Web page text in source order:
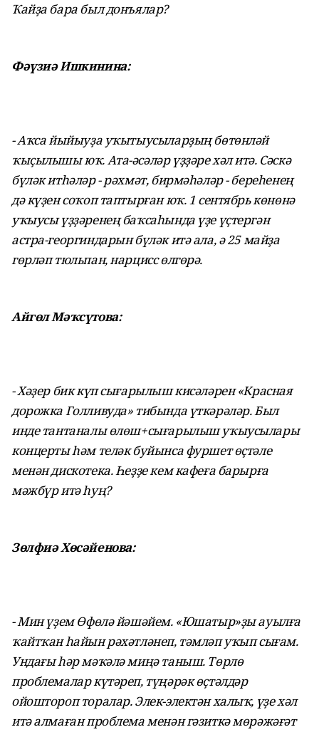
Ҡайҙа бара был донъялар?
Фәүзиә Ишкинина:
- Аҡса йыйыуҙа уҡытыусыларҙың бөтөнләй
ҡыҫылышы юҡ. Ата-әсәләр үҙҙәре хәл итә. Сәскә
бүләк итһәләр - рәхмәт, бирмәһәләр - береһенең
дә күҙен соҡоп таптырған юҡ. 1 сентябрь көнөнә
уҡыусы үҙҙәренең баҡсаһында үҙе үҫтергән
астра-георгиндарын бүләк итә ала, ә 25 майҙа
гөрләп тюльпан, нарцисс өлгөрә.
Айгөл Мәҡсүтова:
- Хәҙер бик күп сығарылыш кисәләрен «Красная
дорожка Голливуда» тибында үткәрәләр. Был
инде тантаналы өлөш+сығарылыш уҡыусылары
концерты һәм теләк буйынса фуршет өҫтәле
менән дискотека. Һеҙҙе кем кафеға барырға
мәжбүр итә һуң?
Зөлфиә Хөсәйенова:
- Мин үҙем Өфөлә йәшәйем. «Юшатыр»ҙы ауылға
ҡайтҡан һайын рәхәтләнеп, тәмләп уҡып сығам.
Ундағы һәр мәҡәлә миңә таныш. Төрлө
проблемалар күтәреп, түңәрәк өҫтәлдәр
ойоштороп торалар. Элек-электән халыҡ, үҙе хәл
итә алмаған проблема менән гәзиткә мөрәжәғәт